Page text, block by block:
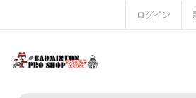
ログイン